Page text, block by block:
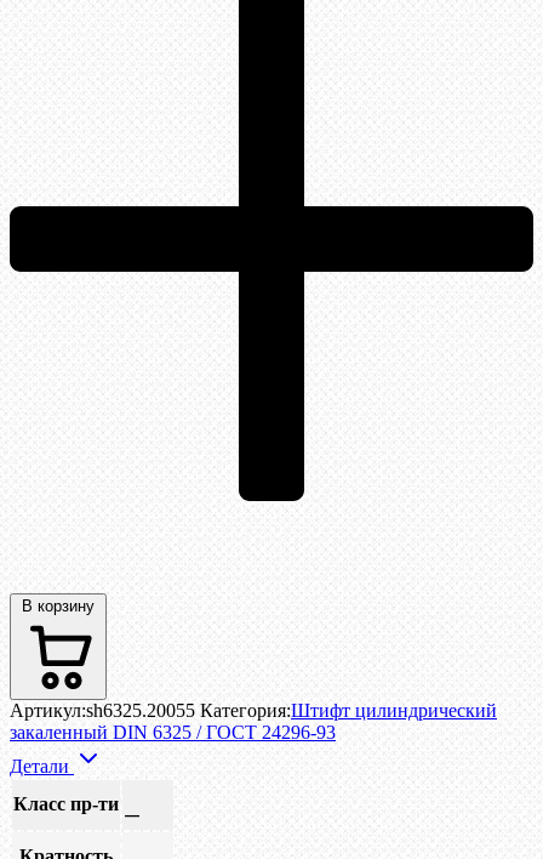
В корзину
Артикул:sh6325.20055 Категория:Штифт цилиндрический
закаленный DIN 6325 / ГОСТ 24296-93
Детали
Класс пр-ти —